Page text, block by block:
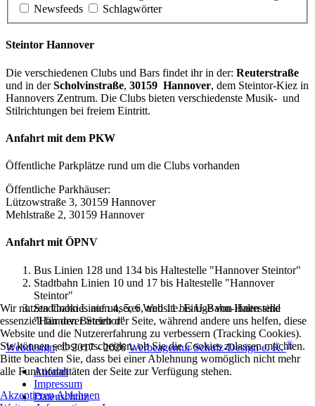
Newsfeeds
Schlagwörter
Steintor Hannover
Die verschiedenen Clubs und Bars findet ihr in der: Reuterstraße
und in derScholvinstraße, 30159 Hannover, dem Steintor-Kiez in
Hannovers Zentrum. Die Clubs bieten verschiedenste Musik- und
Stilrichtungen bei freiem Eintritt.
Anfahrt mit dem PKW
Öffentliche Parkplätze rund um die Clubs vorhanden
Öffentliche Parkhäuser:
Lützowstraße 3, 30159 Hannover
Mehlstraße 2, 30159 Hannover
Anfahrt mit ÖPNV
Bus Linien 128 und 134 bis Haltestelle "Hannover Steintor"
Stadtbahn Linien 10 und 17 bis Haltestelle "Hannover
Steintor"
Stadtbahn Linien 4, 5, 6, und 11 bis U-Bahn-Haltestelle
"Hannover Steintor"
Webdesign: © 2017 - 2026Werbeagentur Schulz-Design e. K.®
Anfahrt
Impressum
Datenschutz
Wir nutzen Cookies auf unserer Website. Einige von ihnen sind
essenziell für den Betrieb der Seite, während andere uns helfen, diese
Website und die Nutzererfahrung zu verbessern (Tracking Cookies).
Sie können selbst entscheiden, ob Sie die Cookies zulassen möchten.
Bitte beachten Sie, dass bei einer Ablehnung womöglich nicht mehr
alle Funktionalitäten der Seite zur Verfügung stehen.
AkzeptierenAblehnen